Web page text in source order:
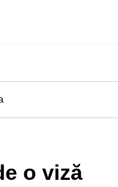
o viză